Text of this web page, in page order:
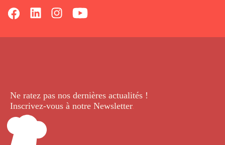
Ne ratez pas nos dernières actualités !
Inscrivez-vous à notre Newsletter.